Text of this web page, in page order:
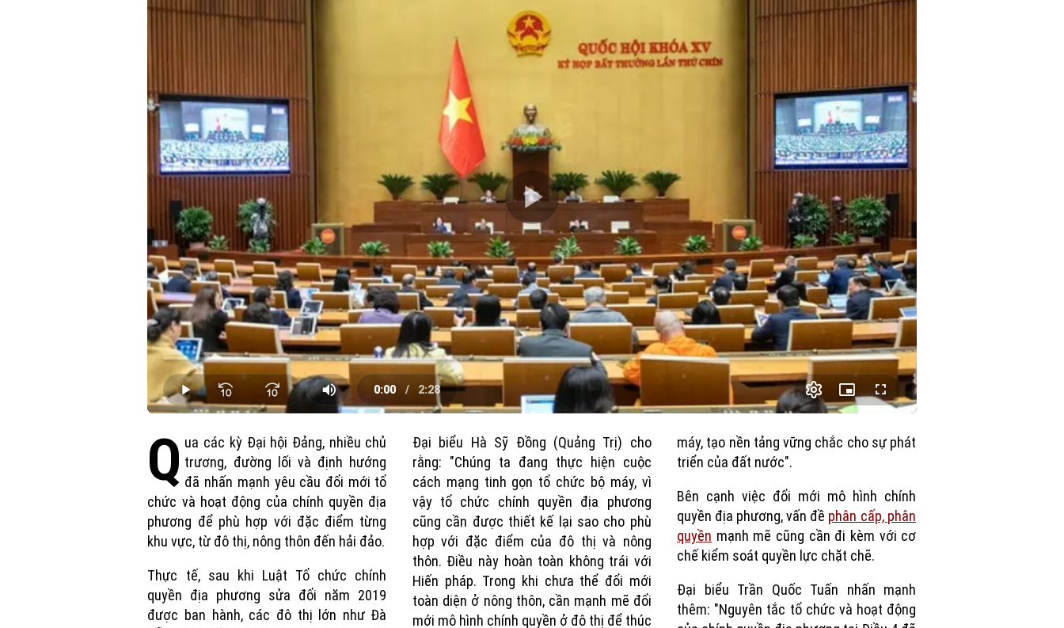
Play
Video
Loaded:
0.00%
Play Mute
Current
Time
0:00
/
Duration
2:28
Picture-
in-
Fullscreen
Q ua các kỳ Đại hội Đảng, nhiều chủ
trương, đường lối và định hướng
đã nhấn mạnh yêu cầu đổi mới tổ
chức và hoạt động của chính quyền địa
phương để phù hợp với đặc điểm từng
khu vực, từ đô thị, nông thôn đến hải đảo.
Thực tế, sau khi Luật Tổ chức chính
quyền địa phương sửa đổi năm 2019
được ban hành, các đô thị lớn như Đà
Đại biểu Hà Sỹ Đồng (Quảng Trị) cho
rằng: "Chúng ta đang thực hiện cuộc
cách mạng tinh gọn tổ chức bộ máy, vì
vậy tổ chức chính quyền địa phương
cũng cần được thiết kế lại sao cho phù
hợp với đặc điểm của đô thị và nông
thôn. Điều này hoàn toàn không trái với
Hiến pháp. Trong khi chưa thể đổi mới
toàn diện ở nông thôn, cần mạnh mẽ đổi
mới mô hình chính quyền ở đô thị để thúc
máy, tạo nền tảng vững chắc cho sự phát
triển của đất nước".
Bên cạnh việc đổi mới mô hình chính
quyền địa phương, vấn đề phân cấp, phân
quyền mạnh mẽ cũng cần đi kèm với cơ
chế kiểm soát quyền lực chặt chẽ.
Đại biểu Trần Quốc Tuấn nhấn mạnh
thêm: "Nguyên tắc tổ chức và hoạt động